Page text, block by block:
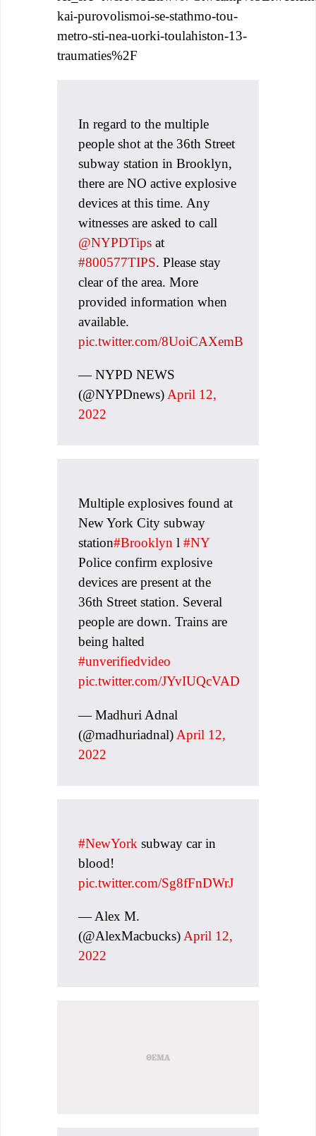
kai-purovolismoi-se-stathmo-tou-
metro-sti-nea-uorki-toulahiston-13-
traumaties%2F
In regard to the multiple
people shot at the 36th Street
subway station in Brooklyn,
there are NO active explosive
devices at this time. Any
witnesses are asked to call
@NYPDTips at
#800577TIPS. Please stay
clear of the area. More
provided information when
available.
pic.twitter.com/8UoiCAXemB
— NYPD NEWS
(@NYPDnews) April 12,
2022
Multiple explosives found at
New York City subway
station#Brooklyn l #NY
Police confirm explosive
devices are present at the
36th Street station. Several
people are down. Trains are
being halted
#unverifiedvideo
pic.twitter.com/JYvIUQcVAD
— Madhuri Adnal
(@madhuriadnal) April 12,
2022
#NewYork subway car in
blood!
pic.twitter.com/Sg8fFnDWrJ
— Alex M.
(@AlexMacbucks) April 12,
2022